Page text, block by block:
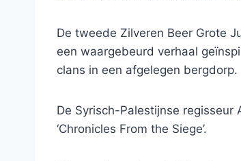
De tweede Zilveren Beer Grote
een waargebeurd verhaal
clans in een afgelegen bergdorp.
De Syrisch-Palestijnse
‘Chronicles From the Siege’.